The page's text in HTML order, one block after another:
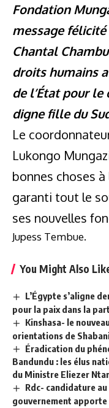
Fondation
message
Chantal
droits humains
de l’État pour
digne fille du
Le
Lukongo
bonnes choses
garanti tout le
ses nouvelles
Jupess Tembue.
You Might Also
L’Égypte s’aligne
pour la paix dans la
Kinshasa- le
orientations de
Éradication du
Bandundu : les élus
du Ministre Eliezer
Rdc- candidature
gouvernement apporte